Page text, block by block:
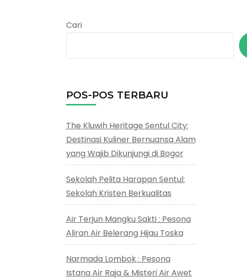
Cari
POS-POS TERBARU
The Kluwih Heritage Sentul City:
Destinasi Kuliner Bernuansa Alam
yang Wajib Dikunjungi di Bogor
Sekolah Pelita Harapan Sentul:
Sekolah Kristen Berkualitas
Air Terjun Mangku Sakti : Pesona
Aliran Air Belerang Hijau Toska
Narmada Lombok : Pesona
Istana Air Raja & Misteri Air Awet